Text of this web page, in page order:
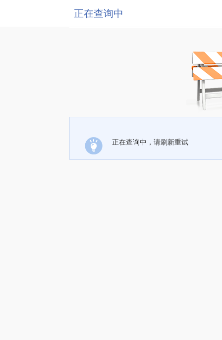
正在查询中
正在查询中，请刷新重试